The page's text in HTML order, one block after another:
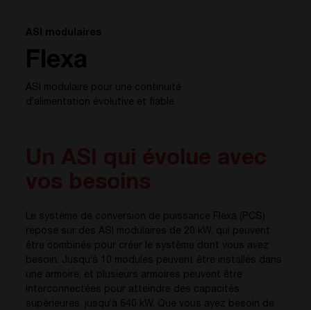
ASI modulaires
Flexa
ASI modulaire pour une continuité
d’alimentation évolutive et fiable
Le système de conversion de puissance Flexa (PCS)
repose sur des ASI modulaires de 20 kW, qui peuvent
être combinés pour créer le système dont vous avez
besoin. Jusqu’à 10 modules peuvent être installés dans
une armoire, et plusieurs armoires peuvent être
interconnectées pour atteindre des capacités
supérieures, jusqu’à 640 kW. Que vous ayez besoin de